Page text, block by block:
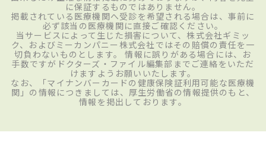
に保証するものではありません。
掲載されている医療機関へ受診を希望される場合は、事前に
必ず該当の医療機関に直接ご確認ください。
当サービスによって生じた損害について、株式会社ギミッ
ク、およびミーカンパニー株式会社ではその賠償の責任を一
切負わないものとします。 情報に誤りがある場合には、お
手数ですがドクターズ・ファイル編集部までご連絡をいただ
けますようお願いいたします。
なお、「マイナンバーカードの健康保険証利用可能な医療機
関」の情報につきましては、厚生労働省の情報提供のもと、
情報を掲出しております。